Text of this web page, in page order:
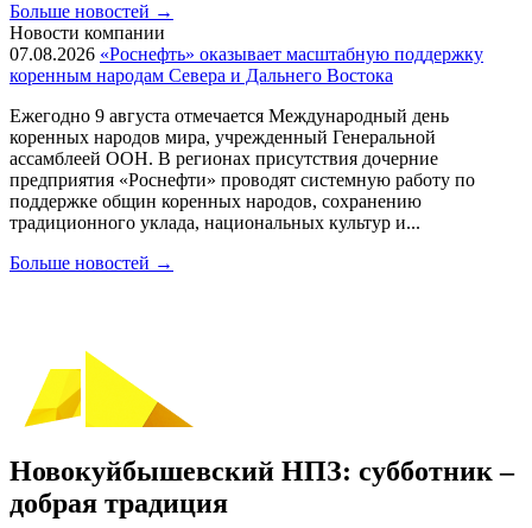
Больше новостей →
Новости компании
07.08.2026 «Роснефть» оказывает масштабную поддержку
коренным народам Севера и Дальнего Востока
Ежегодно 9 августа отмечается Международный день
коренных народов мира, учрежденный Генеральной
ассамблеей ООН. В регионах присутствия дочерние
предприятия «Роснефти» проводят системную работу по
поддержке общин коренных народов, сохранению
традиционного уклада, национальных культур и...
Больше новостей →
Новокуйбышевский НПЗ: субботник –
добрая традиция